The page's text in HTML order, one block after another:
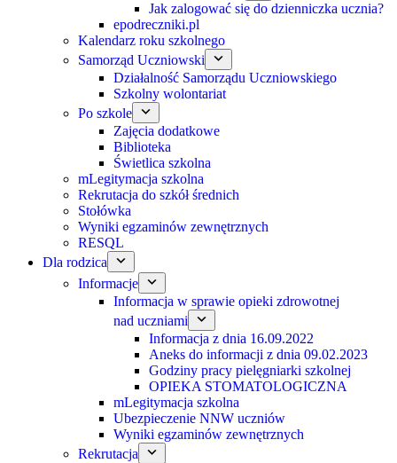
Jak zalogować się do dzienniczka ucznia?
epodreczniki.pl
Kalendarz roku szkolnego
Samorząd Uczniowski
Działalność Samorządu Uczniowskiego
Szkolny wolontariat
Po szkole
Zajęcia dodatkowe
Biblioteka
Świetlica szkolna
mLegitymacja szkolna
Rekrutacja do szkół średnich
Stołówka
Wyniki egzaminów zewnętrznych
RESQL
Dla rodzica
Informacje
Informacja w sprawie opieki zdrowotnej
nad uczniami
Informacja z dnia 16.09.2022
Aneks do informacji z dnia 09.02.2023
Godziny pracy pielęgniarki szkolnej
OPIEKA STOMATOLOGICZNA
mLegitymacja szkolna
Ubezpieczenie NNW uczniów
Wyniki egzaminów zewnętrznych
Rekrutacja